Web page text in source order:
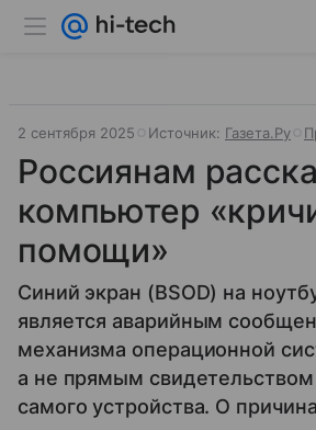
2 сентября 2025 Источник: Газета.Ру
Россиянам
компьютер
помощи»
Синий экран (BSOD) на
является аварийным
механизма операционной
а не прямым
самого устройства. О